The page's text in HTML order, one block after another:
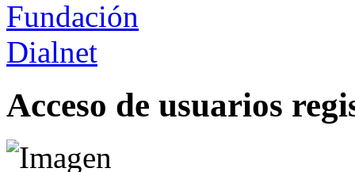
Acceso de usuarios